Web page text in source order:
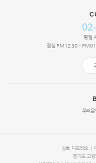
평일
점심 PM12:30 -
우리
상호 디프레오 |
경기도 고